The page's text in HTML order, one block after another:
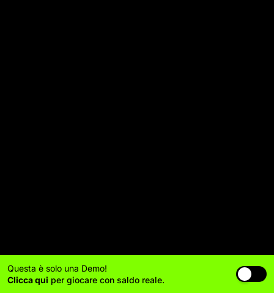
Questa è solo una Demo!
Clicca qui per giocare con saldo reale.